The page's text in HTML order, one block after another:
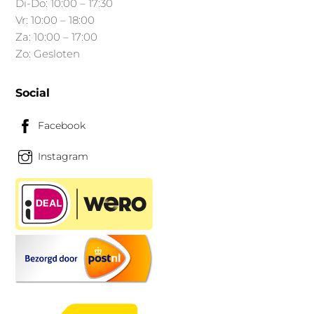
Di-Do: 10:00 – 17:30
Vr: 10:00 – 18:00
Za: 10:00 – 17:00
Zo: Gesloten
Social
Facebook
Instagram